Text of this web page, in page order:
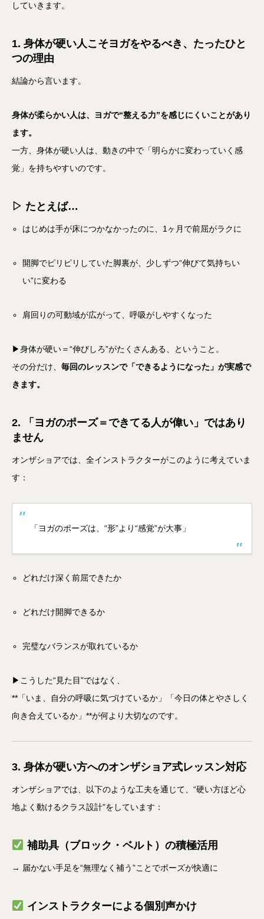
していきます。
1. 身体が硬い人こそヨガをやるべき、たったひと
つの理由
結論から言います。
身体が柔らかい人は、ヨガで“整える力”を感じにくいことがあり
ます。
一方、身体が硬い人は、動きの中で「明らかに変わっていく感
覚」を持ちやすいのです。
▷ たとえば…
はじめは手が床につかなかったのに、1ヶ月で前屈がラクに
開脚でピリピリしていた脚裏が、少しずつ“伸びて気持ちい
い”に変わる
肩回りの可動域が広がって、呼吸がしやすくなった
▶身体が硬い＝“伸びしろ”がたくさんある、ということ。
その分だけ、 毎回のレッスンで「できるようになった」が実感で
きます。
2. 「ヨガのポーズ＝できてる人が偉い」ではあり
ません
オンザショアでは、全インストラクターがこのように考えていま
す：
「ヨガのポーズは、“形”より“感覚”が大事」
どれだけ深く前屈できたか
どれだけ開脚できるか
完璧なバランスが取れているか
▶こうした“見た目”ではなく、
**「いま、自分の呼吸に気づけているか」「今日の体とやさしく
向き合えているか」**が何より大切なのです。
3. 身体が硬い方へのオンザショア式レッスン対応
オンザショアでは、以下のような工夫を通じて、“硬い方ほど心
地よく動けるクラス設計”をしています：
補助具（ブロック・ベルト）の積極活用
→ 届かない手足を“無理なく補う”ことでポーズが快適に
インストラクターによる個別声かけ